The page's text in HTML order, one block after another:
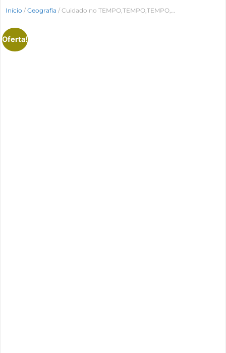
Início / Geografia / Cuidado no TEMPO,TEMPO,TEMPO,…
Oferta!